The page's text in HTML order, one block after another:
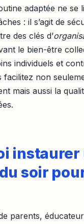
adaptée ne se
: il s’agit de
des clés d’
le bien-être
individuels et
facilitez non
mais aussi la
instaurer
soir
parents,